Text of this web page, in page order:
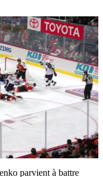
parvient à battre